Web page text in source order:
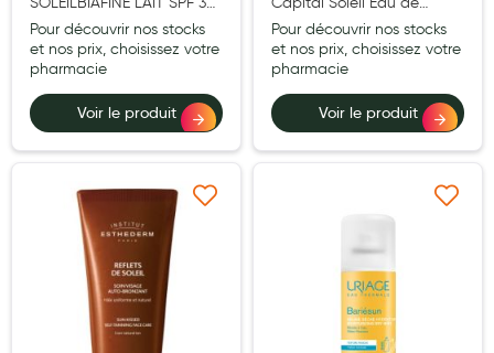
Premiers soins
Pansements
Hygiène nasale
Nutrition clinique
Anti-poux
Solaire et moustique
Piqûres insectes
SPRAY 200ML +AP SOL
50ML
Pour découvrir nos stocks
et nos prix, choisissez votre
pharmacie
Voir le produit
protection solaire hâle
sublimé SPF30 Spray
200ml
Pour découvrir nos stocks
et nos prix, choisissez votre
pharmacie
Voir le produit
Ajouter à ma liste d’envie Ajouter à ma liste